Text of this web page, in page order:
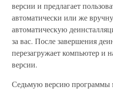
версии и предлагает
автоматически или же
автоматическую
за вас. После завершения
перезагружает компьютер и
версии.
Седьмую версию программы